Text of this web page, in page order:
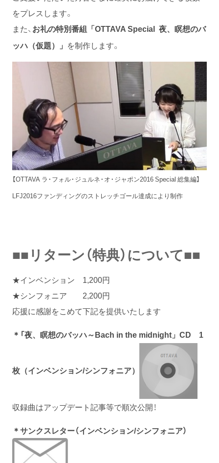
をプレスします。
また、 お礼の特別番組「OTTAVA Special 夜、瞑想のバ
ッハ（仮題）」
を制作します。
【OTTAVA ラ・フォル・ジュルネ・オ・ジャポン2016 Special 総集編】
LFJ2016ファンディングのストレッチゴール達成により制作
■■リターン（特典）について■■
★インベンション 1,200円
★シンフォニア 2,200円
応援に感謝をこめて下記を提供いたします
＊「夜、瞑想のバッハ～ Bach in the midnight 」CD 1
枚（インベンション/シンフォニア）
収録曲はアップデート記事等で順次公開！
＊サンクスレター（インベンション/シンフォニア）